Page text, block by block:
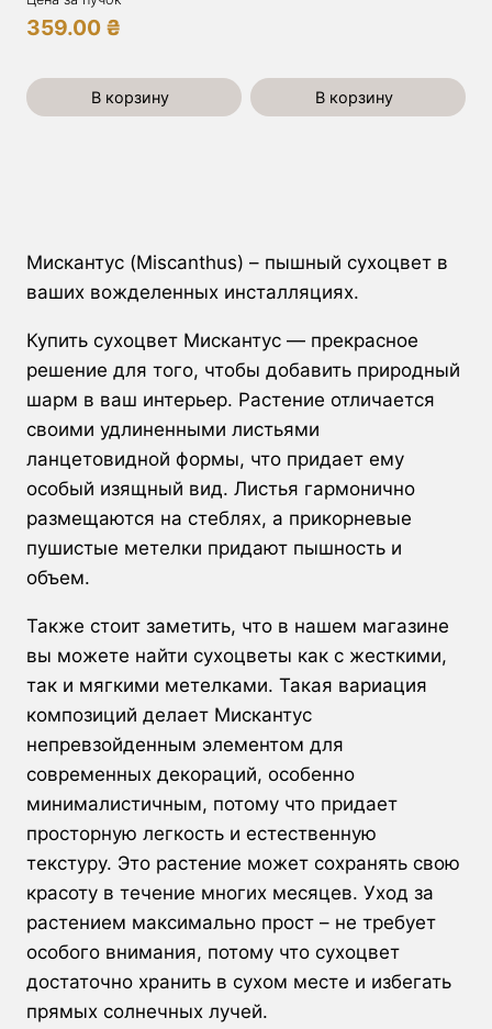
359.00 ₴
В корзину В корзину
Мискантус (Miscanthus) – пышный сухоцвет в
ваших вожделенных инсталляциях.
Купить сухоцвет Мискантус — прекрасное
решение для того, чтобы добавить природный
шарм в ваш интерьер. Растение отличается
своими удлиненными листьями
ланцетовидной формы, что придает ему
особый изящный вид. Листья гармонично
размещаются на стеблях, а прикорневые
пушистые метелки придают пышность и
объем.
Также стоит заметить, что в нашем магазине
вы можете найти сухоцветы как с жесткими,
так и мягкими метелками. Такая вариация
композиций делает Мискантус
непревзойденным элементом для
современных декораций, особенно
минималистичным, потому что придает
просторную легкость и естественную
текстуру. Это растение может сохранять свою
красоту в течение многих месяцев. Уход за
растением максимально прост – не требует
особого внимания, потому что сухоцвет
достаточно хранить в сухом месте и избегать
прямых солнечных лучей.